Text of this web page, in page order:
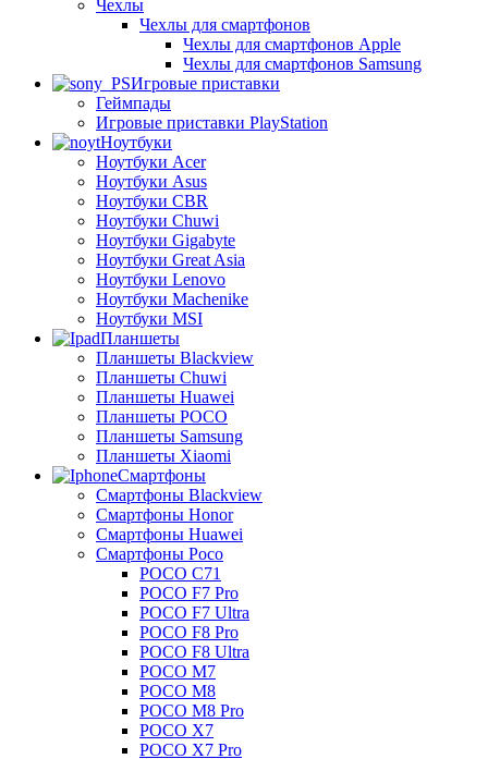
Чехлы
Чехлы для смартфонов
Чехлы для смартфонов Apple
Чехлы для смартфонов Samsung
Игровые приставки
Геймпады
Игровые приставки PlayStation
Ноутбуки
Ноутбуки Acer
Ноутбуки Asus
Ноутбуки CBR
Ноутбуки Chuwi
Ноутбуки Gigabyte
Ноутбуки Great Asia
Ноутбуки Lenovo
Ноутбуки Machenike
Ноутбуки MSI
Планшеты
Планшеты Blackview
Планшеты Chuwi
Планшеты Huawei
Планшеты POCO
Планшеты Samsung
Планшеты Xiaomi
Смартфоны
Смартфоны Blackview
Смартфоны Honor
Смартфоны Huawei
Смартфоны Poco
POCO C71
POCO F7 Pro
POCO F7 Ultra
POCO F8 Pro
POCO F8 Ultra
POCO M7
POCO M8
POCO M8 Pro
POCO X7
POCO X7 Pro